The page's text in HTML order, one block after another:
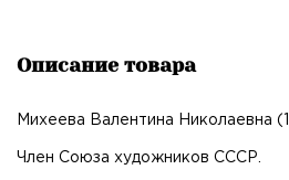
Описание товара
Михеева Валентина Николаевна
Член Союза художников СССР.